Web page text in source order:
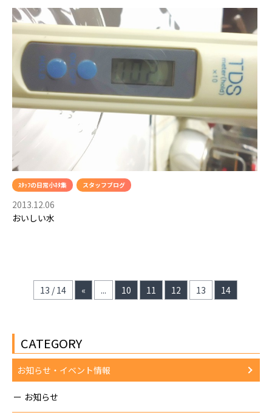
ｽﾀｯﾌの日常小ﾈﾀ集 スタッフブログ
2013.12.06
おいしい水
13 / 14 « ... 10 11 12 13 14
CATEGORY
お知らせ・イベント情報
お知らせ